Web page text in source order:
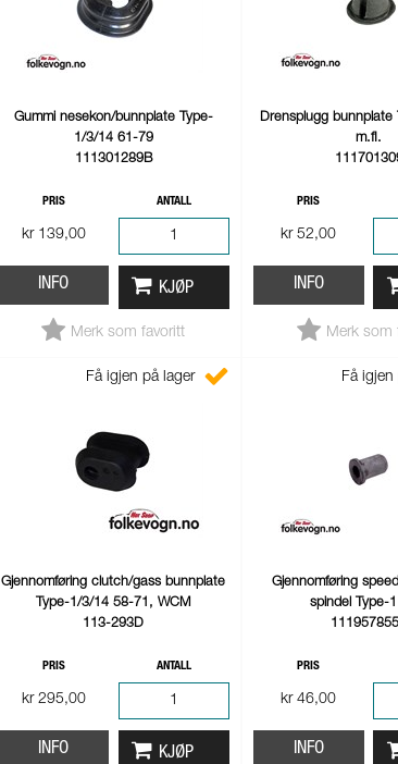
Gummi nesekon/bunnplate Type-
1/3/14 61-79
111301289B
PRIS
kr 139,00
ANTALL
INFO KJØP
Merk som favoritt
Drensplugg bunnplate
m.fl.
PRIS
kr 52,00
INFO
Merk som
Få igjen på lager
Gjennomføring clutch/gass bunnplate
Type-1/3/14 58-71, WCM
113-293D
PRIS
kr 295,00
ANTALL
INFO KJØP
Få igjen
Gjennomføring
spindel Type-
PRIS
kr 46,00
INFO